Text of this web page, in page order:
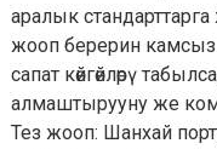
аралык
жооп берерин
сапат көйгөйлөрү
алмаштырууну же
Тез жооп: Шанхай